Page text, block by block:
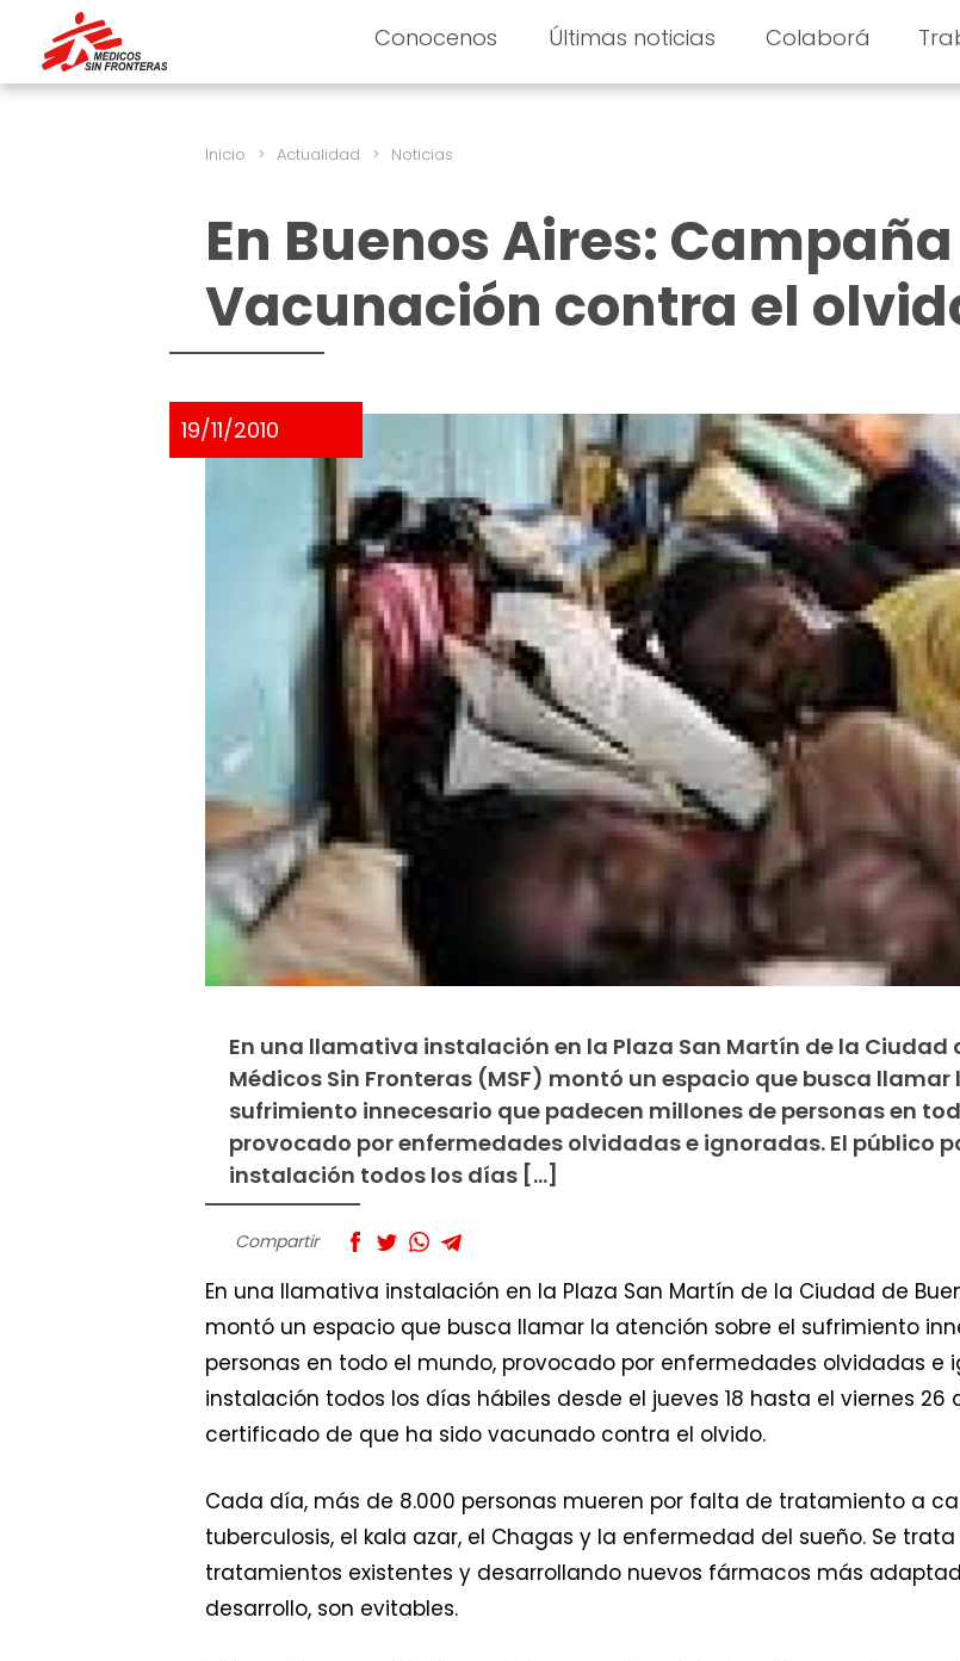
Conocenos Últimas noticias Colaborá
Inicio > Actualidad > Noticias
En Buenos Aires:
Vacunación contra el
19/11/2010
En una llamativa instalación en la Plaza San Martín de la Ciudad
Médicos Sin Fronteras (MSF) montó un espacio que busca
sufrimiento innecesario que padecen millones de personas en
provocado por enfermedades olvidadas e ignoradas. El público
instalación todos los días […]
Compartir
En una llamativa instalación en la Plaza San Martín de la Ciudad de
montó un espacio que busca llamar la atención sobre el sufrimiento
personas en todo el mundo, provocado por enfermedades olvidadas e
instalación todos los días hábiles desde el jueves 18 hasta el viernes 26
certificado de que ha sido vacunado contra el olvido.
Cada día, más de 8.000 personas mueren por falta de tratamiento a
tuberculosis, el kala azar, el Chagas y la enfermedad del sueño. Se
tratamientos existentes y desarrollando nuevos fármacos más
desarrollo, son evitables.